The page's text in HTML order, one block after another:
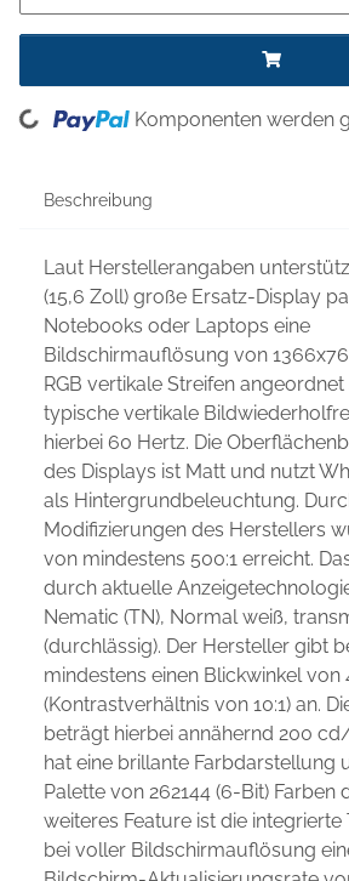
Komponenten werden
Beschreibung
Laut Herstellerangaben
(15,6 Zoll) große Ersatz-Display
Notebooks oder Laptops eine
Bildschirmauflösung von
RGB vertikale Streifen angeordnet
typische vertikale
hierbei 60 Hertz. Die
des Displays ist Matt und nutzt
als Hintergrundbeleuchtung.
Modifizierungen des Herstellers
von mindestens 500:1 erreicht.
durch aktuelle
Nematic (TN), Normal weiß,
(durchlässig). Der Hersteller gibt
mindestens einen Blickwinkel von
(Kontrastverhältnis von 10:1) an.
beträgt hierbei annähernd 200
hat eine brillante Farbdarstellung
Palette von 262144 (6-Bit) Farben
weiteres Feature ist die integrierte
bei voller Bildschirmauflösung